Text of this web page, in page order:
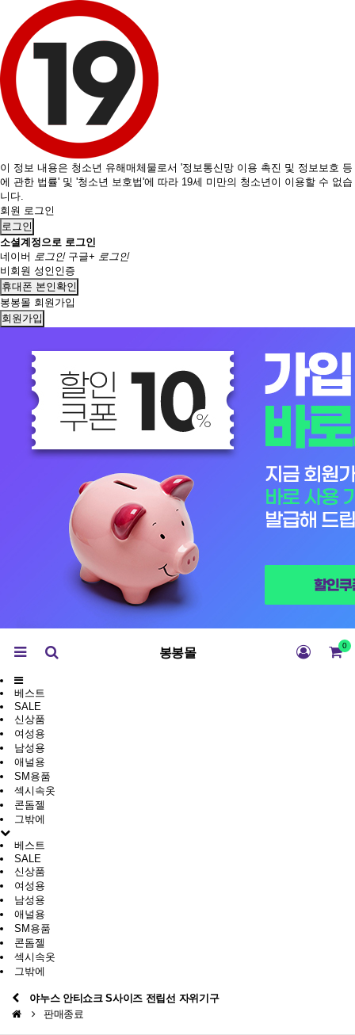
이 정보 내용은 청소년 유해매체물로서 '정보통신망 이용 촉진 및 정보보호 등
에 관한 법률' 및 '청소년 보호법'에 따라 19세 미만의 청소년이 이용할 수 없습
니다.
회원 로그인
로그인
소셜계정으로 로그인
네이버 로그인 구글+ 로그인
비회원 성인인증
휴대폰 본인확인
봉봉몰 회원가입
회원가입
봉봉몰 0
베스트
SALE
신상품
여성용
남성용
애널용
SM용품
섹시속옷
콘돔젤
그밖에
베스트
SALE
신상품
여성용
남성용
애널용
SM용품
콘돔젤
섹시속옷
그밖에
야누스 안티쇼크 S사이즈 전립선 자위기구
판매종료